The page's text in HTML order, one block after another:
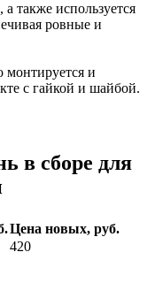
также используется
ровные и
и
с гайкой и шайбой.
в сборе для
Цена новых, руб.
420